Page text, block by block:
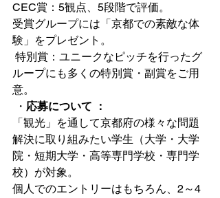
CEC賞：5観点、5段階で評価。
受賞グループには「京都での素敵な体
験」をプレゼント。
特別賞：ユニークなピッチを行ったグ
ループにも多くの特別賞・副賞をご用
意。
・ 応募について ：
「観光」を通して京都府の様々な問題
解決に取り組みたい学生（大学・大学
院・短期大学・高等専門学校・専門学
校）が対象。
個人でのエントリーはもちろん、2～4